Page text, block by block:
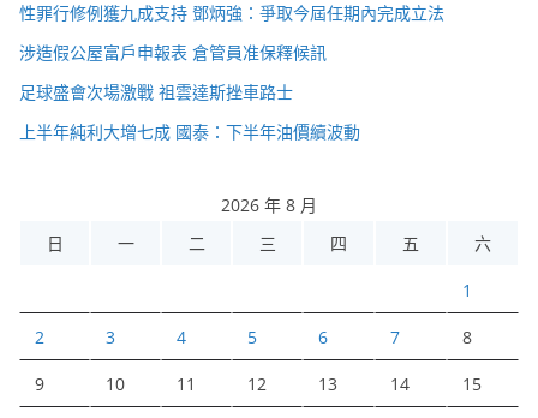
性罪行修例獲九成支持 鄧炳強：爭取今屆任期內完成立法
涉造假公屋富戶申報表 倉管員准保釋候訊
足球盛會次場激戰 祖雲達斯挫車路士
上半年純利大增七成 國泰：下半年油價續波動
2026 年 8 月
日
一 二 三 四 五 六
1
2 3 4 5 6 7 8
9 10 11 12 13 14 15